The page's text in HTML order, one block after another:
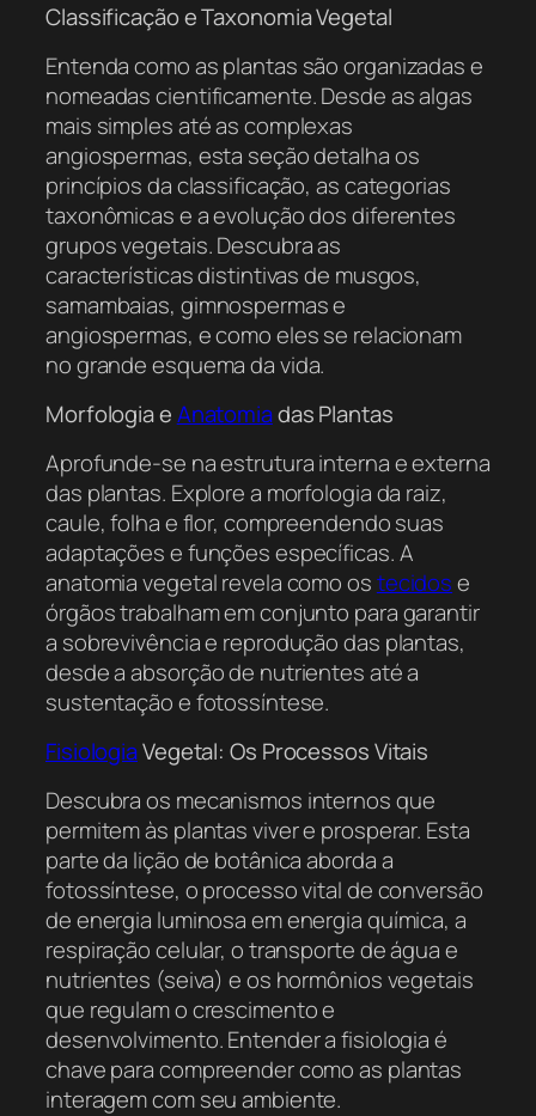
Classificação e Taxonomia Vegetal
Entenda como as plantas são organizadas e
nomeadas cientificamente. Desde as algas
mais simples até as complexas
angiospermas, esta seção detalha os
princípios da classificação, as categorias
taxonômicas e a evolução dos diferentes
grupos vegetais. Descubra as
características distintivas de musgos,
samambaias, gimnospermas e
angiospermas, e como eles se relacionam
no grande esquema da vida.
Morfologia eAnatomiadas Plantas
Aprofunde-se na estrutura interna e externa
das plantas. Explore a morfologia da raiz,
caule, folha e flor, compreendendo suas
adaptações e funções específicas. A
anatomia vegetal revela como ostecidose
órgãos trabalham em conjunto para garantir
a sobrevivência e reprodução das plantas,
desde a absorção de nutrientes até a
sustentação e fotossíntese.
FisiologiaVegetal: Os Processos Vitais
Descubra os mecanismos internos que
permitem às plantas viver e prosperar. Esta
parte da lição de botânica aborda a
fotossíntese, o processo vital de conversão
de energia luminosa em energia química, a
respiração celular, o transporte de água e
nutrientes (seiva) e os hormônios vegetais
que regulam o crescimento e
desenvolvimento. Entender a fisiologia é
chave para compreender como as plantas
interagem com seu ambiente.